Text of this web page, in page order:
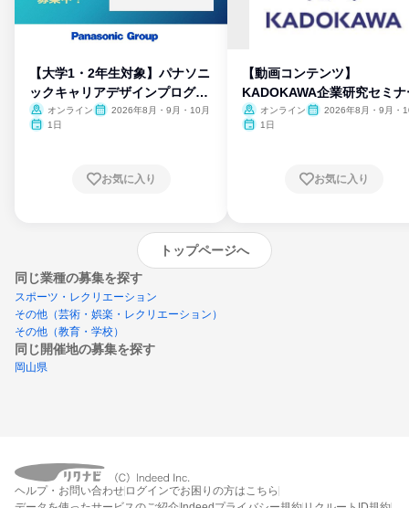
【大学1・2年生対象】パナソニ
ックキャリアデザインプログラ
ム
オンライン
2026年8月・9月・10月
1日
お気に入り
【動画コンテンツ】
KADOKAWA企業研究セミナ
オンライン
2026年8月・9月・
1日
お気に入り
トップページへ
同じ業種の募集を探す
スポーツ・レクリエーション
その他（芸術・娯楽・レクリエーション）
その他（教育・学校）
同じ開催地の募集を探す
岡山県
エントリーするとプログラムの詳細案内を
受け取れるようになります
ヘルプ・お問い合わせ ログインでお困りの方はこちら